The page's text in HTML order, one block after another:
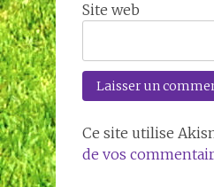
Site web
Ce site utilise
de vos